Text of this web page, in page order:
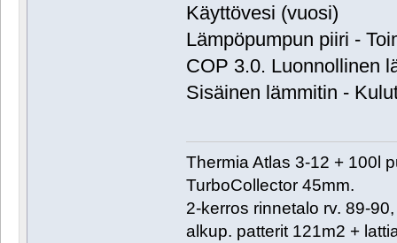
Käyttövesi (vuosi)
Lämpöpumpun piiri -
COP 3.0. Luonnollinen
Sisäinen lämmitin -
Thermia Atlas 3-12 + 100l
TurboCollector 45mm.
2-kerros rinnetalo rv. 89-
alkup. patterit 121m2 +